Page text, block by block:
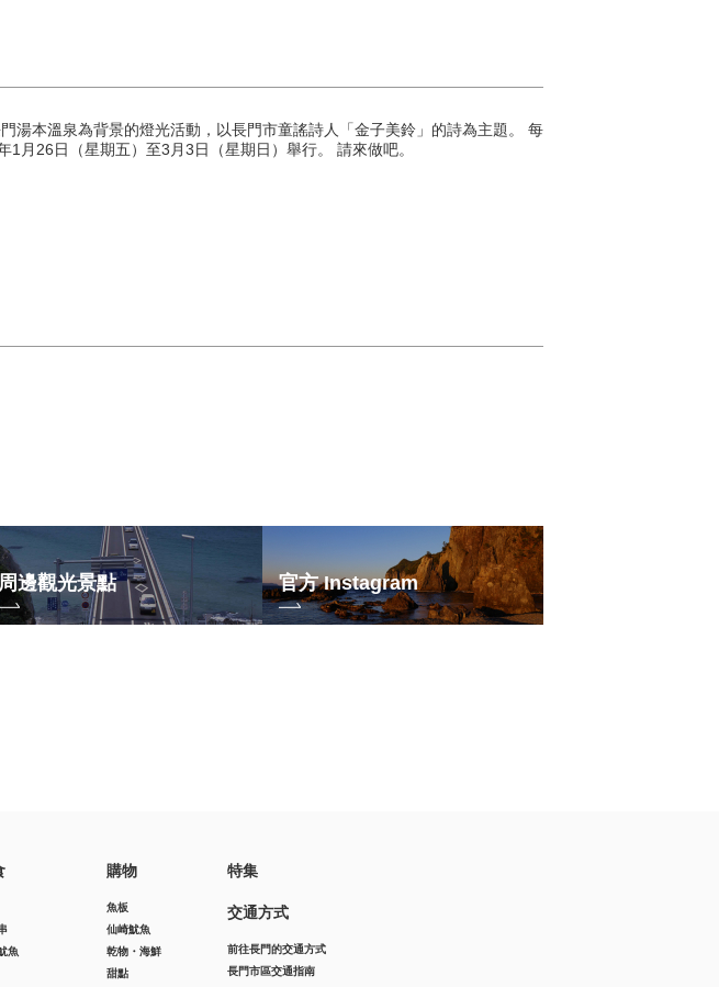
湯本溫泉為背景的燈光活動，以長門市童謠詩人「金子美鈴」的詩為主題。 每
月26日（星期五）至3月3日（星期日）舉行。 請來做吧。
邊觀光景點 官方 Instagram
魚
購物
魚板
仙崎魷魚
乾物・海鮮
甜點
特集
交通方式
前往長門的交通方式
長門市區交通指南